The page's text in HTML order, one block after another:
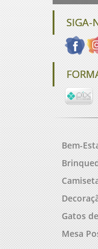
SIGA-
Bem-
Gatos
Mesa